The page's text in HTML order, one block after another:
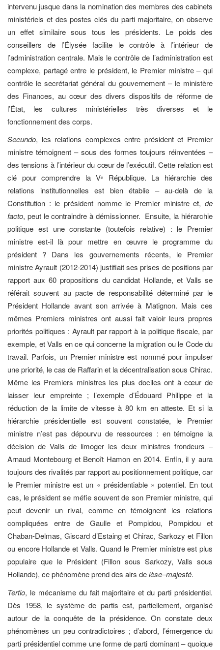
intervenu jusque dans la nomination des membres des cabinets
ministériels et des postes clés du parti majoritaire, on observe
un effet similaire sous tous les présidents. Le poids des
conseillers de l’Élysée facilite le contrôle à l’intérieur de
l’administration centrale. Mais le contrôle de l’administration est
complexe, partagé entre le président, le Premier ministre – qui
contrôle le secrétariat général du gouvernement – le ministère
des Finances, au cœur des divers dispositifs de réforme de
l’État, les cultures ministérielles très diverses et le
fonctionnement des corps.
Secundo, les relations complexes entre président et Premier
ministre témoignent – sous des formes toujours réinventées –
des tensions à l’intérieur du cœur de l’exécutif. Cette relation est
clé pour comprendre la Ve
République. La hiérarchie des
relations institutionnelles est bien établie – au-delà de la
Constitution : le président nomme le Premier ministre et, de
facto, peut le contraindre à démissionner. Ensuite, la hiérarchie
politique est une constante (toutefois relative) : le Premier
ministre est-il là pour mettre en œuvre le programme du
président ? Dans les gouvernements récents, le Premier
ministre Ayrault (2012-2014) justifiait ses prises de positions par
rapport aux 60 propositions du candidat Hollande, et Valls se
référait souvent au pacte de responsabilité déterminé par le
Président Hollande avant son arrivée à Matignon. Mais ces
mêmes Premiers ministres ont aussi fait valoir leurs propres
priorités politiques : Ayrault par rapport à la politique fiscale, par
exemple, et Valls en ce qui concerne la migration ou le Code du
travail. Parfois, un Premier ministre est nommé pour impulser
une priorité, le cas de Raffarin et la décentralisation sous Chirac.
Même les Premiers ministres les plus dociles ont à cœur de
laisser leur empreinte ; l’exemple d’Édouard Philippe et la
réduction de la limite de vitesse à 80 km en atteste. Et si la
hiérarchie présidentielle est souvent constatée, le Premier
ministre n’est pas dépourvu de ressources : en témoigne la
décision de Valls de limoger les deux ministres frondeurs –
Arnaud Montebourg et Benoît Hamon en 2014. Enfin, il y aura
toujours des rivalités par rapport au positionnement politique, car
le Premier ministre est un « présidentiable » potentiel. En tout
cas, le président se méfie souvent de son Premier ministre, qui
peut devenir un rival, comme en témoignent les relations
compliquées entre de Gaulle et Pompidou, Pompidou et
Chaban-Delmas, Giscard d’Estaing et Chirac, Sarkozy et Fillon
ou encore Hollande et Valls. Quand le Premier ministre est plus
populaire que le Président (Fillon sous Sarkozy, Valls sous
Hollande), ce phénomène prend des airs delèse–majesté.
Tertio, le mécanisme du fait majoritaire et du parti présidentiel.
Dès 1958, le système de partis est, partiellement, organisé
autour de la conquête de la présidence. On constate deux
phénomènes un peu contradictoires ; d’abord, l’émergence du
parti présidentiel comme une forme de parti dominant – quoique